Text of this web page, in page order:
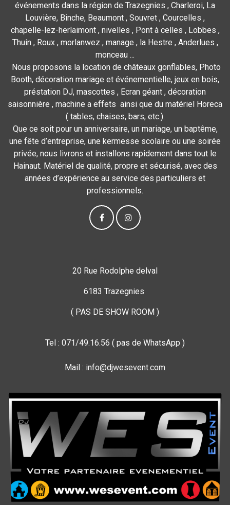
événements dans la région de Trazegnies , Charleroi, La
Louvière, Binche, Beaumont , Souvret , Courcelles ,
chapelle-lez-herlaimont , nivelles , Pont à celles , Lobbes ,
Thuin , Roux , morlanwez , manage , la Hestre , Anderlues ,
monceau ...
Nous proposons la location de châteaux gonflables, Photo
Booth, décoration mariage et événementielle, jeux en bois,
préstation DJ, mascottes , Ecran géant , décoration
saisonnière , machine a effets ainsi que du matériel Horeca
( tables, chaises, bars, etc.).
Que ce soit pour un anniversaire, un mariage, un baptême,
une fête d’entreprise, une kermesse scolaire ou une soirée
privée, nous livrons et installons rapidement dans tout le
Hainaut. Matériel de qualité, propre et sécurisé, avec des
années d’expérience au service des particuliers et
professionnels.
20 Rue Rodolphe delval
6183 Trazegnies
( PAS DE SHOW ROOM )
Tel : 071/49.16.56 ( pas de WhatsApp )
Mail : info@djwesevent.com